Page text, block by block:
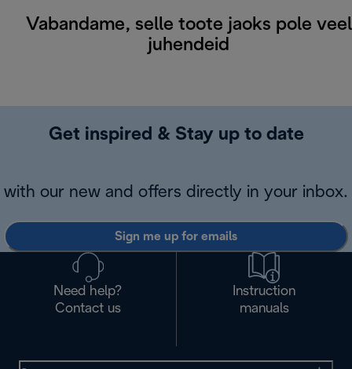
Vabandame, selle toote jaoks pole veel
juhendeid
Get inspired & Stay up to date
with our new and offers directly in your inbox.
Sign me up for emails
Need help?
Contact us
Instruction
manuals